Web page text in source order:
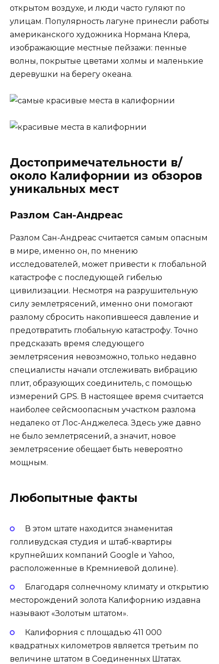
открытом воздухе, и люди часто гуляют по
улицам. Популярность лагуне принесли работы
американского художника Нормана Клера,
изображающие местные пейзажи: пенные
волны, покрытые цветами холмы и маленькие
деревушки на берегу океана.
Достопримечательности в/
около Калифорнии из обзоров
уникальных мест
Разлом Сан-Андреас
Разлом Сан-Андреас считается самым опасным
в мире, именно он, по мнению
исследователей, может привести к глобальной
катастрофе с последующей гибелью
цивилизации. Несмотря на разрушительную
силу землетрясений, именно они помогают
разлому сбросить накопившееся давление и
предотвратить глобальную катастрофу. Точно
предсказать время следующего
землетрясения невозможно, только недавно
специалисты начали отслеживать вибрацию
плит, образующих соединитель, с помощью
измерений GPS. В настоящее время считается
наиболее сейсмоопасным участком разлома
недалеко от Лос-Анджелеса. Здесь уже давно
не было землетрясений, а значит, новое
землетрясение обещает быть невероятно
мощным.
Любопытные факты
В этом штате находится знаменитая
голливудская студия и штаб-квартиры
крупнейших компаний Google и Yahoo,
расположенные в Кремниевой долине).
Благодаря солнечному климату и открытию
месторождений золота Калифорнию издавна
называют «Золотым штатом».
Калифорния с площадью 411 000
квадратных километров является третьим по
величине штатом в Соединенных Штатах.